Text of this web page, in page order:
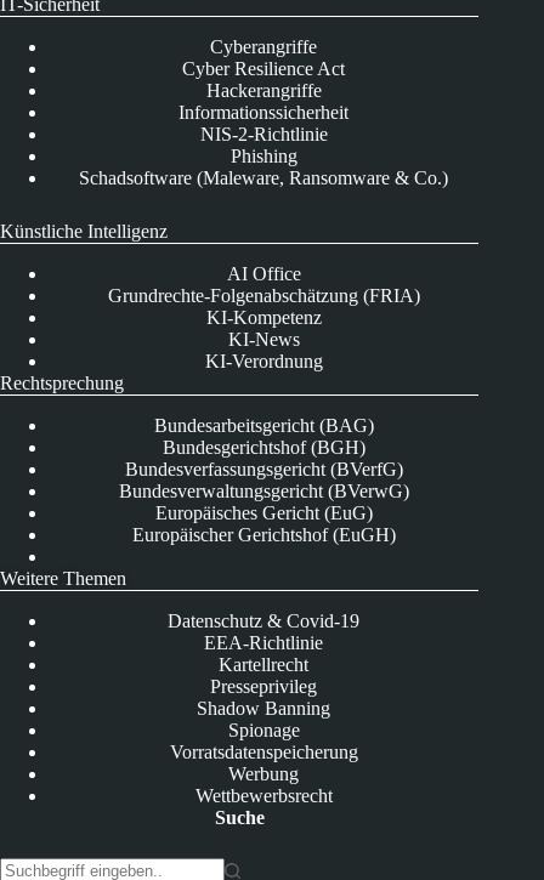
IT-Sicherheit
Cyberangriffe
Cyber Resilience Act
Hackerangriffe
Informationssicherheit
NIS-2-Richtlinie
Phishing
Schadsoftware (Maleware, Ransomware & Co.)
Künstliche Intelligenz
AI Office
Grundrechte-Folgenabschätzung (FRIA)
KI-Kompetenz
KI-News
KI-Verordnung
Rechtsprechung
Bundesarbeitsgericht (BAG)
Bundesgerichtshof (BGH)
Bundesverfassungsgericht (BVerfG)
Bundesverwaltungsgericht (BVerwG)
Europäisches Gericht (EuG)
Europäischer Gerichtshof (EuGH)
Weitere Themen
Datenschutz & Covid-19
EEA-Richtlinie
Kartellrecht
Presseprivileg
Shadow Banning
Spionage
Vorratsdatenspeicherung
Werbung
Wettbewerbsrecht
Suche